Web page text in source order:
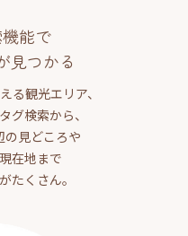
能で
見つかる
る観光エリア、
グ検索から、
の見どころや
在地まで
たくさん。